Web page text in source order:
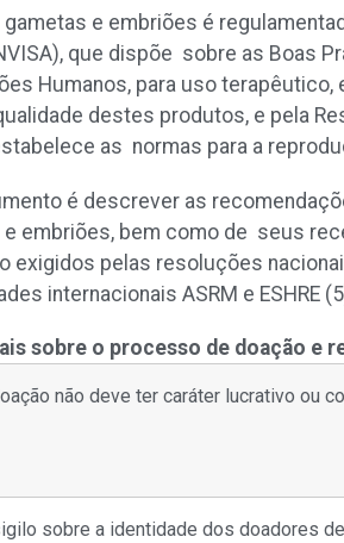
gametas e embriões é
que dispõe sobre as Boas
Humanos, para uso
destes produtos, e pela
as normas para a
é descrever as
embriões, bem como de seus
exigidos pelas resoluções
internacionais ASRM e ESHRE
sobre o processo de doação e
não deve ter caráter lucrativo ou
sobre a identidade dos doadores